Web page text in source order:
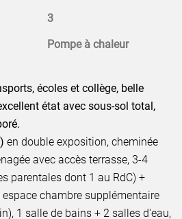
3
Pompe à chaleur
écoles et collège, belle
état avec sous-sol total,
en double exposition, cheminée
avec accès terrasse, 3-4
parentales dont 1 au RdC) +
chambre supplémentaire
1 salle de bains + 2 salles d'eau,